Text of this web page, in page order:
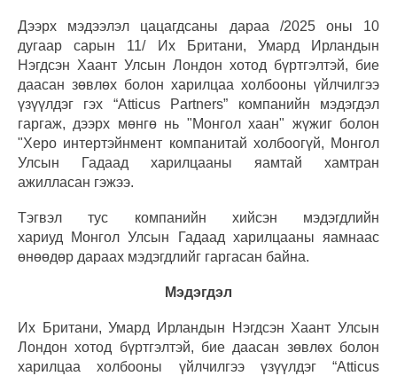
Дээрх мэдээлэл цацагдсаны дараа /2025 оны 10
дугаар сарын 11/ Их Британи, Умард Ирландын
Нэгдсэн Хаант Улсын Лондон хотод бүртгэлтэй, бие
даасан зөвлөх болон харилцаа холбооны үйлчилгээ
үзүүлдэг гэх “Atticus Partners” компанийн мэдэгдэл
гаргаж, дээрх мөнгө нь "Монгол хаан" жүжиг болон
"Херо интертэйнмент компанитай холбоогүй, Монгол
Улсын Гадаад харилцааны яамтай хамтран
ажилласан гэжээ.
Тэгвэл тус компанийн хийсэн мэдэгдлийн
хариуд Монгол Улсын Гадаад харилцааны яамнаас
өнөөдөр дараах мэдэгдлийг гаргасан байна.
Мэдэгдэл
Их Британи, Умард Ирландын Нэгдсэн Хаант Улсын
Лондон хотод бүртгэлтэй, бие даасан зөвлөх болон
харилцаа холбооны үйлчилгээ үзүүлдэг “Atticus